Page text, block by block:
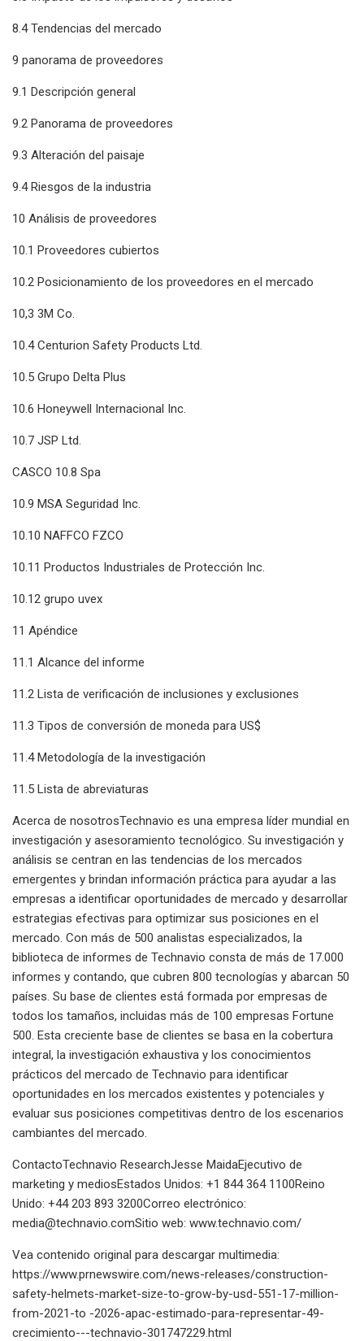
8.4 Tendencias del mercado
9 panorama de proveedores
9.1 Descripción general
9.2 Panorama de proveedores
9.3 Alteración del paisaje
9.4 Riesgos de la industria
10 Análisis de proveedores
10.1 Proveedores cubiertos
10.2 Posicionamiento de los proveedores en el mercado
10,3 3M Co.
10.4 Centurion Safety Products Ltd.
10.5 Grupo Delta Plus
10.6 Honeywell Internacional Inc.
10.7 JSP Ltd.
CASCO 10.8 Spa
10.9 MSA Seguridad Inc.
10.10 NAFFCO FZCO
10.11 Productos Industriales de Protección Inc.
10.12 grupo uvex
11 Apéndice
11.1 Alcance del informe
11.2 Lista de verificación de inclusiones y exclusiones
11.3 Tipos de conversión de moneda para US$
11.4 Metodología de la investigación
11.5 Lista de abreviaturas
Acerca de nosotrosTechnavio es una empresa líder mundial en
investigación y asesoramiento tecnológico. Su investigación y
análisis se centran en las tendencias de los mercados
emergentes y brindan información práctica para ayudar a las
empresas a identificar oportunidades de mercado y desarrollar
estrategias efectivas para optimizar sus posiciones en el
mercado. Con más de 500 analistas especializados, la
biblioteca de informes de Technavio consta de más de 17.000
informes y contando, que cubren 800 tecnologías y abarcan 50
países. Su base de clientes está formada por empresas de
todos los tamaños, incluidas más de 100 empresas Fortune
500. Esta creciente base de clientes se basa en la cobertura
integral, la investigación exhaustiva y los conocimientos
prácticos del mercado de Technavio para identificar
oportunidades en los mercados existentes y potenciales y
evaluar sus posiciones competitivas dentro de los escenarios
cambiantes del mercado.
ContactoTechnavio ResearchJesse MaidaEjecutivo de
marketing y mediosEstados Unidos: +1 844 364 1100Reino
Unido: +44 203 893 3200Correo electrónico:
media@technavio.comSitio web: www.technavio.com/
Vea contenido original para descargar multimedia:
https://www.prnewswire.com/news-releases/construction-
safety-helmets-market-size-to-grow-by-usd-551-17-million-
from-2021-to -2026-apac-estimado-para-representar-49-
crecimiento---technavio-301747229.html